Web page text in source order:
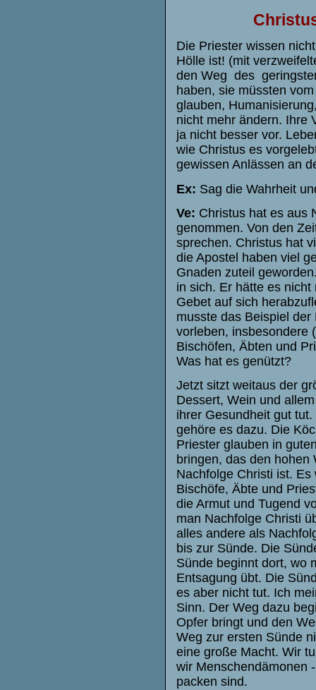
Die Priester wissen
Hölle ist! (mit
den Weg des
haben, sie müssten
glauben,
nicht mehr ändern. Ihre
ja nicht besser vor.
wie Christus es
gewissen Anlässen an
Ex: Sag die Wahrheit
Ve: Christus hat es aus
genommen. Von den
sprechen. Christus hat
die Apostel haben viel
Gnaden zuteil
in sich. Er hätte es
Gebet auf sich
musste das Beispiel
vorleben, insbesondere
Bischöfen, Äbten und
Was hat es genützt?
Jetzt sitzt weitaus der
Dessert, Wein und
ihrer Gesundheit gut
gehöre es dazu. Die
Priester glauben in
bringen, das den hohen
Nachfolge Christi ist.
Bischöfe, Äbte und
die Armut und Tugend
man Nachfolge Christi
alles andere als
bis zur Sünde. Die
Sünde beginnt dort, wo
Entsagung übt. Die
es aber nicht tut. Ich
Sinn. Der Weg dazu
Opfer bringt und den
Weg zur ersten Sünde
eine große Macht. Wir
wir Menschendämonen
packen sind.